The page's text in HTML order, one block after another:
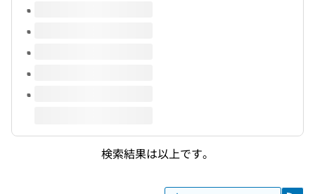
このタイトルの巻号
検索結果は以上です。